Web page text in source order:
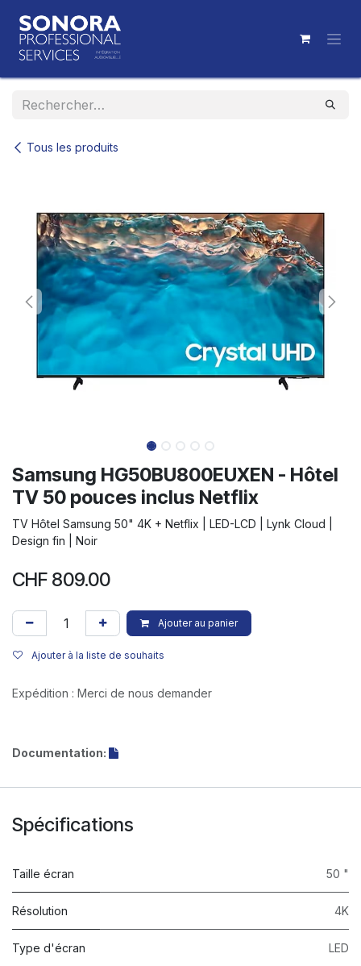
Tous les produits
Samsung HG50BU800EUXEN - Hôtel
TV 50 pouces inclus Netflix
TV Hôtel Samsung 50" 4K + Netflix | LED-LCD | Lynk Cloud |
Design fin | Noir
CHF 809.00
Ajouter au panier
Ajouter à la liste de souhaits
Expédition : Merci de nous demander
Documentation:
Spécifications
Taille écran 50 "
Résolution 4K
Type d'écran LED